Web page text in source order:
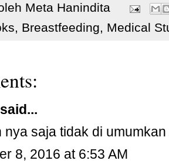
Meta Hanindita
, Breastfeeding, Medical
nya saja tidak di umumkan
8, 2016 at 6:53 AM